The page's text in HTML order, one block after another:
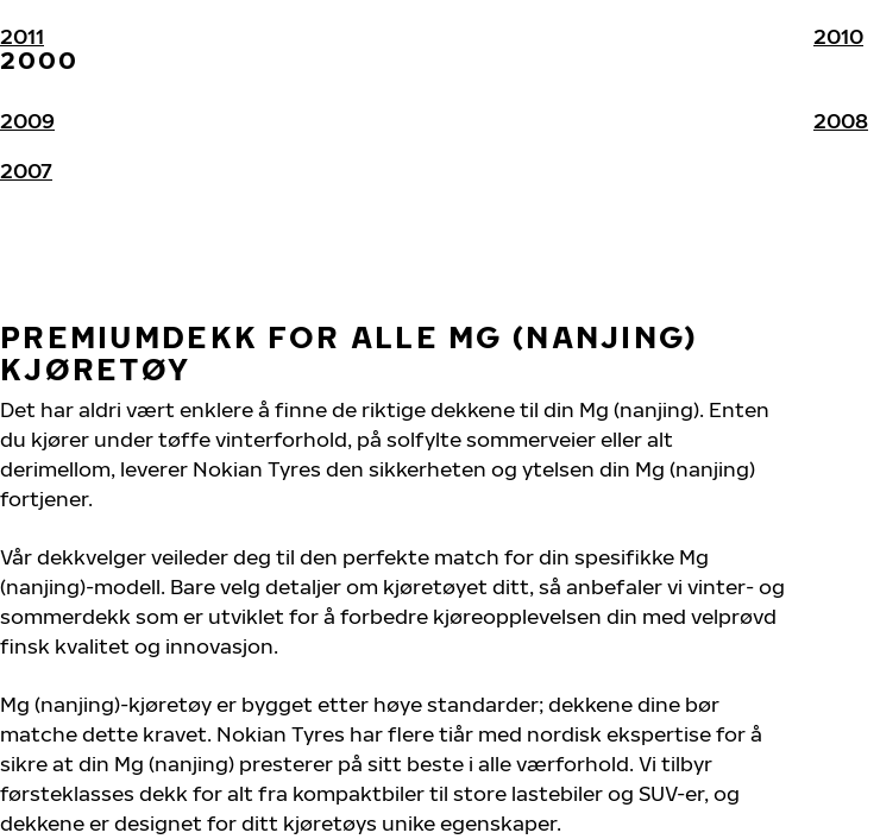
2011
2010
2000
2009
2008
2007
PREMIUMDEKK FOR ALLE MG (NANJING)
KJØRETØY
Det har aldri vært enklere å finne de riktige dekkene til din Mg (nanjing). Enten
du kjører under tøffe vinterforhold, på solfylte sommerveier eller alt
derimellom, leverer Nokian Tyres den sikkerheten og ytelsen din Mg (nanjing)
fortjener.
Vår dekkvelger veileder deg til den perfekte match for din spesifikke Mg
(nanjing)-modell. Bare velg detaljer om kjøretøyet ditt, så anbefaler vi vinter- og
sommerdekk som er utviklet for å forbedre kjøreopplevelsen din med velprøvd
finsk kvalitet og innovasjon.
Mg (nanjing)-kjøretøy er bygget etter høye standarder; dekkene dine bør
matche dette kravet. Nokian Tyres har flere tiår med nordisk ekspertise for å
sikre at din Mg (nanjing) presterer på sitt beste i alle værforhold. Vi tilbyr
førsteklasses dekk for alt fra kompaktbiler til store lastebiler og SUV-er, og
dekkene er designet for ditt kjøretøys unike egenskaper.